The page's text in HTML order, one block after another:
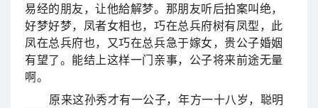
易经的朋友，让他給解梦。那朋友听后拍案叫绝，
好梦好梦，凤者女相也，巧在总兵府树有凤型，此
凤在总兵府也，又巧在总兵急于嫁女，贵公子婚姻
有望了。能结上这样一门亲事，公子将来前途无量
啊。
原来这孙秀才有一公子，年方一十八岁，聪明